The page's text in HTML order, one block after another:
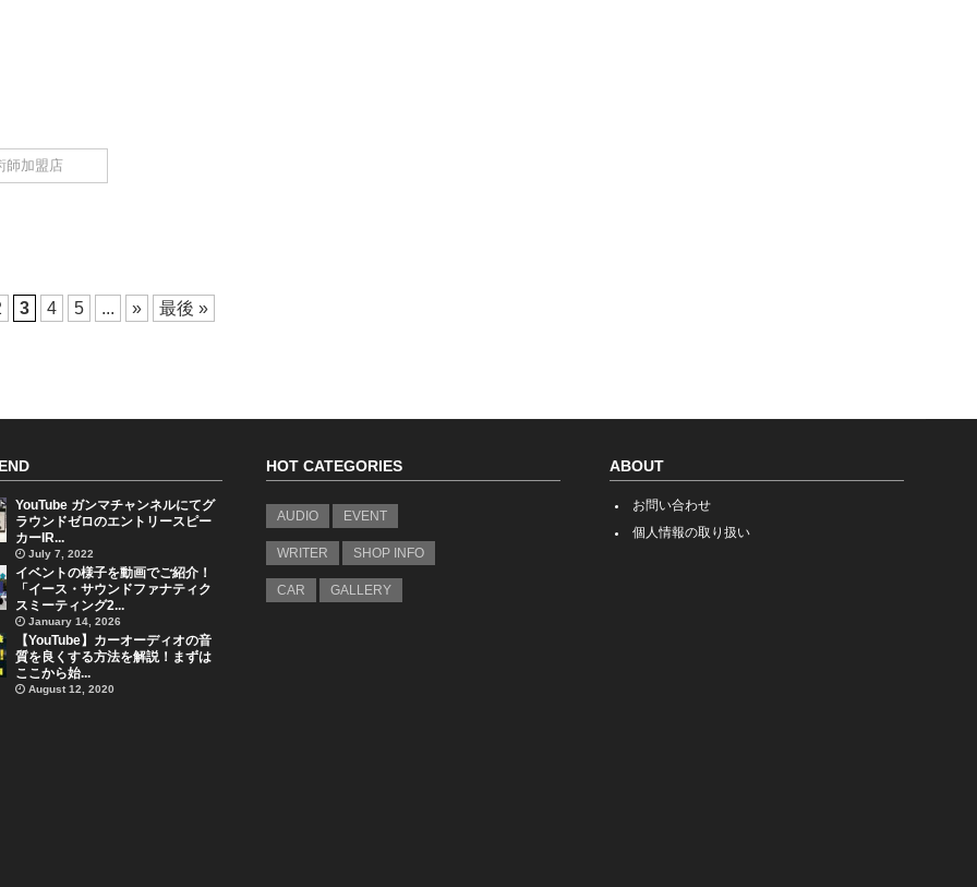
師加盟店
3 4 5 ... » 最後 »
YouTube ガンマチャンネルにてグ
ラウンドゼロのエントリースピー
カーIR...
July 7, 2022
イベントの様子を動画でご紹介！
「イース・サウンドファナティク
スミーティング2...
January 14, 2026
【YouTube】カーオーディオの音
質を良くする方法を解説！まずは
ここから始...
August 12, 2020
HOT CATEGORIES
AUDIO EVENT
WRITER SHOP INFO
CAR GALLERY
ABOUT
お問い合わせ
個人情報の取り扱い